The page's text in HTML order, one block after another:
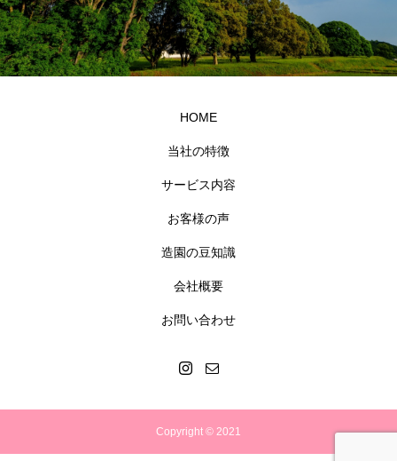
HOME
当社の特徴
サービス内容
お客様の声
造園の豆知識
会社概要
お問い合わせ
Copyright © 2021